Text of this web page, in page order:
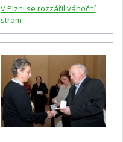
V Plzni se rozzářil vánoční
strom